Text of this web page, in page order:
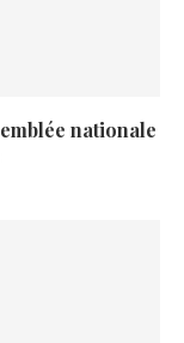
nationale